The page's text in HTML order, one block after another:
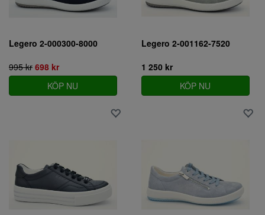
Legero 2-000300-8000
995 kr 698 kr
KÖP NU
Legero 2-001162-7520
1 250 kr
KÖP NU